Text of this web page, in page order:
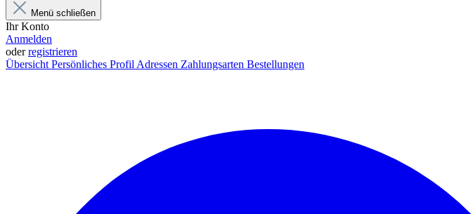
Menü schließen
Ihr Konto
Anmelden
oderregistrieren
ÜbersichtPersönliches ProfilAdressen Zahlungsarten Bestellungen